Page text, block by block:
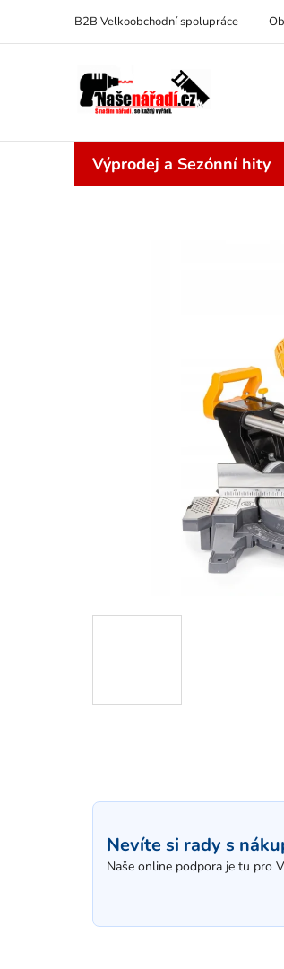
obsah
B2B Velkoobchodní spolupráce
Výprodej a Sezónní hity
Nevíte si rady s
Naše online podpora je tu pro